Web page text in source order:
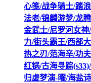
心笺/战争骑士/踏
法老/锦麟游梦/龙
金武士/尼罗河女
力/街头霸王/西部
热之刃/范海辛/功
红锅/古海寻踪
归虚梦演-曜/海盐